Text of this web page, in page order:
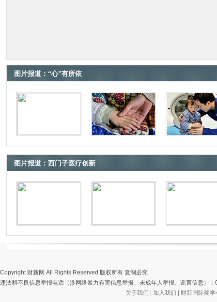
图片报道：“心”有所依
图片报道：西门子医疗创新
Copyright 财新网 All Rights Reserved 版权所有 复制必究
违法和不良信息举报电话（涉网络暴力有害信息举报、未成年人举报、谣言信息
关于我们
加入我们 财新国际奖学